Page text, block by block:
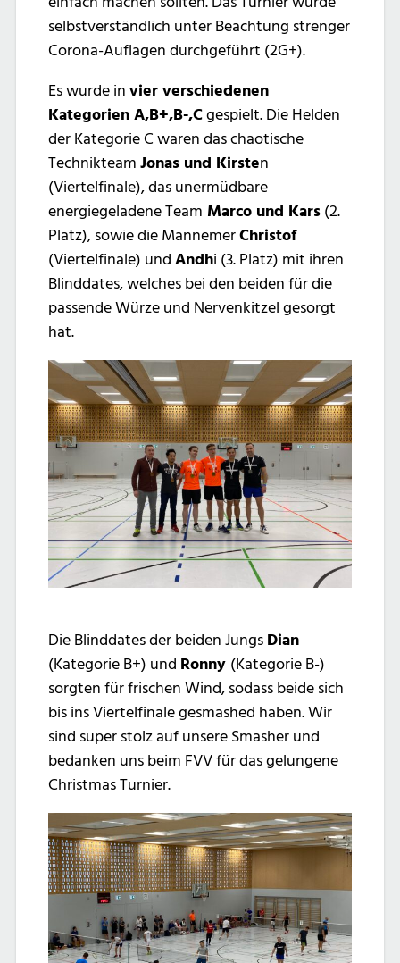
selbstverständlich unter Beachtung strenger
Corona-Auflagen durchgeführt (2G+).
Es wurde in vier verschiedenen
Kategorien A,B+,B-,Cgespielt. Die Helden
der Kategorie C waren das chaotische
Technikteam Jonas und Kirsten
(Viertelfinale), das unermüdbare
energiegeladene Team Marco und Kars (2.
Platz), sowie die MannemerChristof
(Viertelfinale) und Andhi (3. Platz) mit ihren
Blinddates, welches bei den beiden für die
passende Würze und Nervenkitzel gesorgt
hat.
Die Blinddates der beiden Jungs Dian
(Kategorie B+) und Ronny (Kategorie B-)
sorgten für frischen Wind, sodass beide sich
bis ins Viertelfinale gesmashed haben. Wir
sind super stolz auf unsere Smasher und
bedanken uns beim FVV für das gelungene
Christmas Turnier.